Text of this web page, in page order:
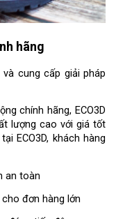
hãng
cung cấp giải pháp
chính hãng, ECO3D
lượng cao với giá tốt
ECO3D, khách hàng
an toàn
đơn hàng lớn